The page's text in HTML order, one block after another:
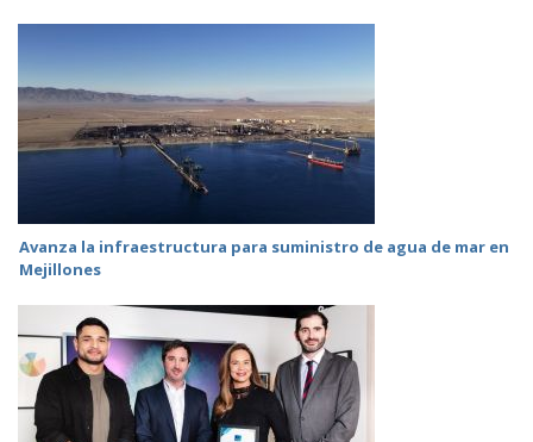
Avanza la infraestructura para suministro de agua de mar en
Mejillones